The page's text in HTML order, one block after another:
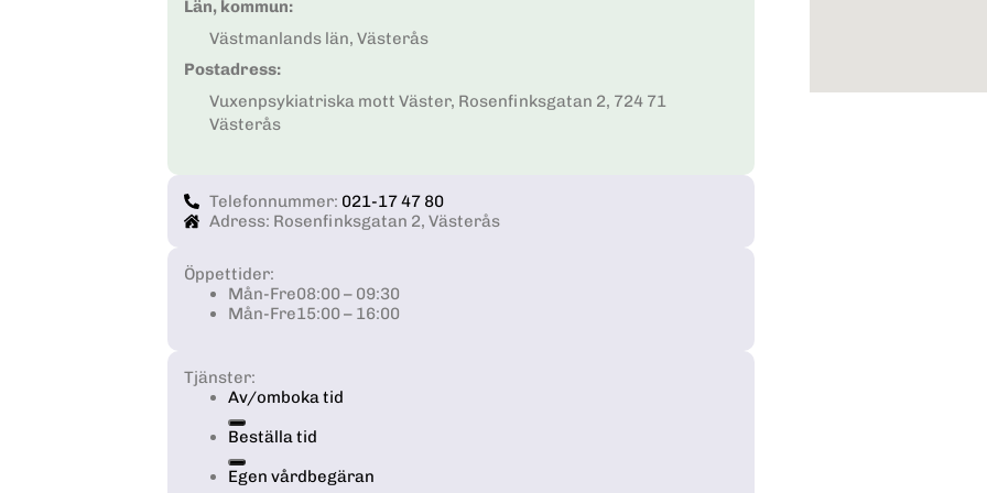
Län, kommun:
Västmanlands län, Västerås
Postadress:
Vuxenpsykiatriska mott Väster, Rosenfinksgatan 2, 724 71
Västerås
Telefonnummer: 021-17 47 80
Adress: Rosenfinksgatan 2, Västerås
Öppettider:
Mån-Fre08:00 – 09:30
Mån-Fre15:00 – 16:00
Tjänster:
Av/omboka tid
Beställa tid
Egen vårdbegäran